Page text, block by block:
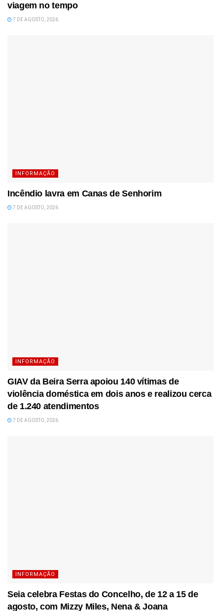
viagem no tempo
7 DE AGOSTO, 2026
INFORMAÇÃO
Incêndio lavra em Canas de Senhorim
7 DE AGOSTO, 2026
INFORMAÇÃO
GIAV da Beira Serra apoiou 140 vítimas de
violência doméstica em dois anos e realizou cerca
de 1.240 atendimentos
7 DE AGOSTO, 2026
INFORMAÇÃO
Seia celebra Festas do Concelho, de 12 a 15 de
agosto, com Mizzy Miles, Nena & Joana